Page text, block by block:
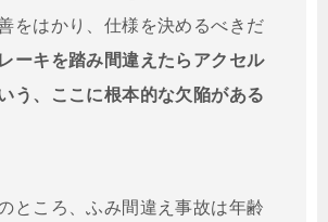
をはかり、仕様を決めるべきだ
レーキを踏み間違えたらアクセル
う、ここに根本的な欠陥がある
ところ、ふみ間違え事故は年齢